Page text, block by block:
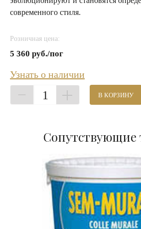
современного стиля.
Розничная цена:
5 360 руб./пог
Узнать о наличии
1 В КОРЗИНУ
Сопутствующие